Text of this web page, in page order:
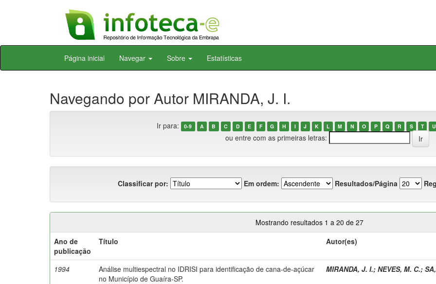
Skip
Página inicial Navegar Sobre Estatísticas
Navegando por Autor MIRANDA, J. I.
Ir para: 0-9 A B C D E F G H I J K L M N O P Q R S T U
ou entre com as primeiras letras:
Classificar por: Em ordem: Resultados/Página
Mostrando resultados 1 a 20 de 27
Ano de
publicação
Título Autor(es)
1994
Análise multiespectral no IDRISI para identificação de cana-de-açúcar
no Município de Guaíra-SP.
MIRANDA, J. I.; NEVES, M. C.;